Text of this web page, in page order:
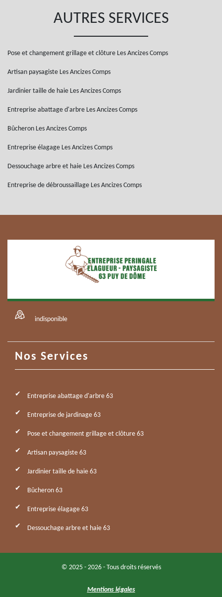
AUTRES SERVICES
Pose et changement grillage et clôture Les Ancizes Comps
Artisan paysagiste Les Ancizes Comps
Jardinier taille de haie Les Ancizes Comps
Entreprise abattage d'arbre Les Ancizes Comps
Bûcheron Les Ancizes Comps
Entreprise élagage Les Ancizes Comps
Dessouchage arbre et haie Les Ancizes Comps
Entreprise de débroussaillage Les Ancizes Comps
indisponible
Nos Services
Entreprise abattage d'arbre 63
Entreprise de jardinage 63
Pose et changement grillage et clôture 63
Artisan paysagiste 63
Jardinier taille de haie 63
Bûcheron 63
Entreprise élagage 63
Dessouchage arbre et haie 63
© 2025 - 2026 - Tous droits réservés
Mentions légales